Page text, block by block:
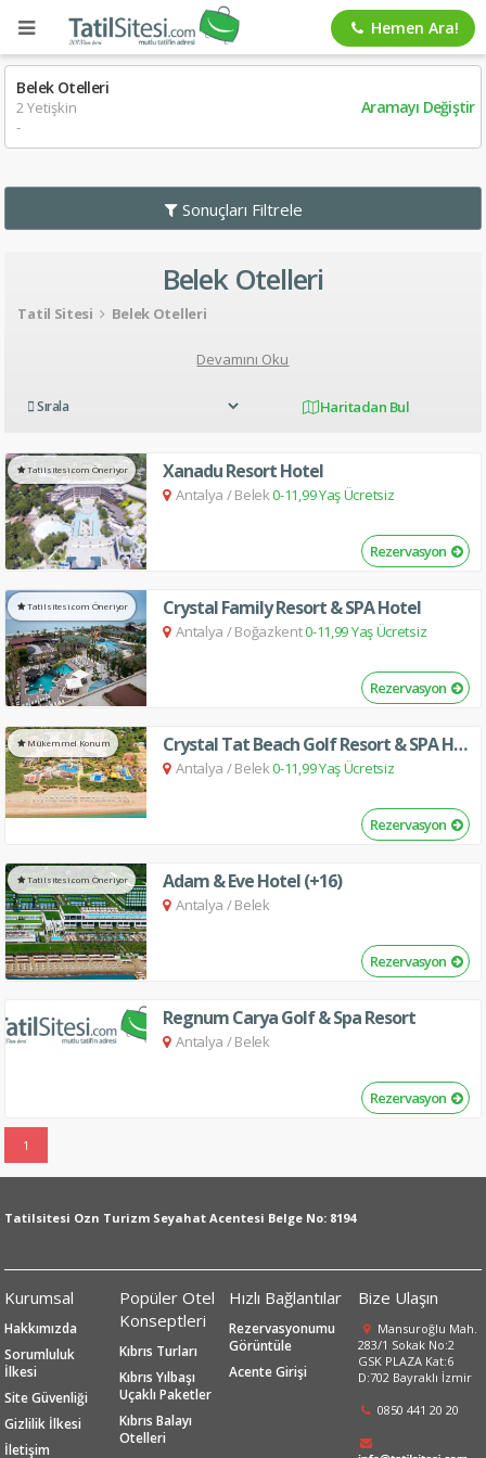
Hemen Ara!
Belek Otelleri
2 Yetişkin
-
Aramayı Değiştir
Sonuçları Filtrele
Belek Otelleri
Tatil Sitesi Belek Otelleri
Devamını Oku
Haritadan Bul
Tatilsitesi.com Öneriyor Xanadu Resort Hotel
Antalya /Belek0-11,99 Yaş Ücretsiz
Rezervasyon
Tatilsitesi.com Öneriyor Crystal Family Resort & SPA Hotel
Antalya /Boğazkent0-11,99 Yaş Ücretsiz
Rezervasyon
Mükemmel Konum Crystal Tat Beach Golf Resort & SPA Hotel
Antalya /Belek0-11,99 Yaş Ücretsiz
Rezervasyon
Tatilsitesi.com Öneriyor Adam & Eve Hotel (+16)
Antalya /Belek
Rezervasyon
Regnum Carya Golf & Spa Resort
Antalya /Belek
Rezervasyon
1
Tatilsitesi Ozn Turizm Seyahat Acentesi Belge No: 8194
Kurumsal
Hakkımızda
Sorumluluk
İlkesi
Site Güvenliği
Gizlilik İlkesi
İletişim
Popüler Otel
Konseptleri
Kıbrıs Turları
Kıbrıs Yılbaşı
Uçaklı Paketler
Kıbrıs Balayı
Otelleri
Hızlı Bağlantılar
Rezervasyonumu
Görüntüle
Acente Girişi
Bize Ulaşın
Mansuroğlu Mah.
283/1 Sokak No:2
GSK PLAZA Kat:6
D:702 Bayraklı İzmir
0850 441 20 20